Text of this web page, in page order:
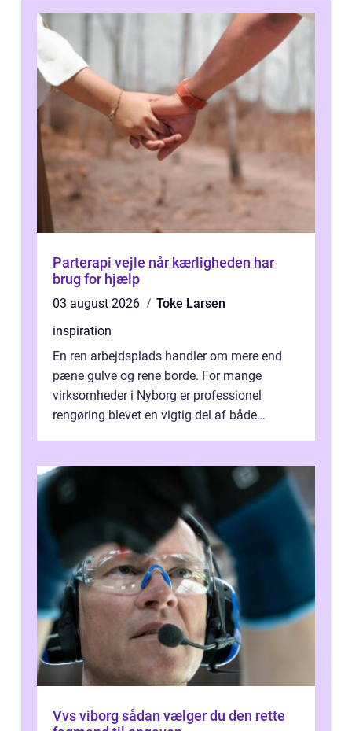
Parterapi vejle når kærligheden har
brug for hjælp
03 august 2026
Toke Larsen
inspiration
En ren arbejdsplads handler om mere end
pæne gulve og rene borde. For mange
virksomheder i Nyborg er professionel
rengøring blevet en vigtig del af både
Vvs viborg sådan vælger du den rette